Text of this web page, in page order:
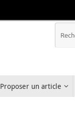
Proposer un article